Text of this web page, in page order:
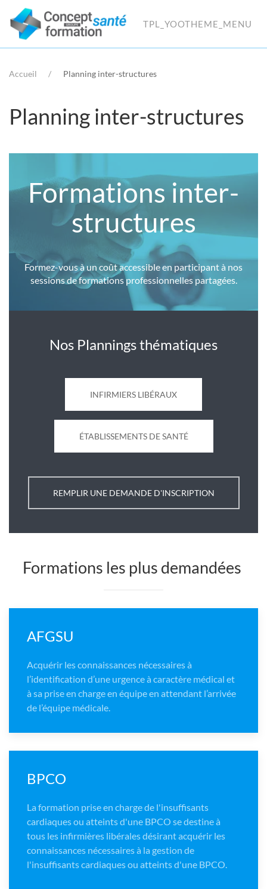
TPL_YOOTHEME_MENU
Accueil Planning inter-structures
Planning inter-structures
Formations inter-
structures
Formez-vous à un coût accessible en participant à nos
sessions de formations professionnelles partagées.
Nos Plannings thématiques
INFIRMIERS LIBÉRAUX
ÉTABLISSEMENTS DE SANTÉ
REMPLIR UNE DEMANDE D'INSCRIPTION
Formations les plus demandées
AFGSU
Acquérir les connaissances nécessaires à
l’identification d’une urgence à caractère médical et
à sa prise en charge en équipe en attendant l’arrivée
de l’équipe médicale.
BPCO
La formation prise en charge de l'insuffisants
cardiaques ou atteints d'une BPCO se destine à
tous les infirmières libérales désirant acquérir les
connaissances nécessaires à la gestion de
l'insuffisants cardiaques ou atteints d'une BPCO.